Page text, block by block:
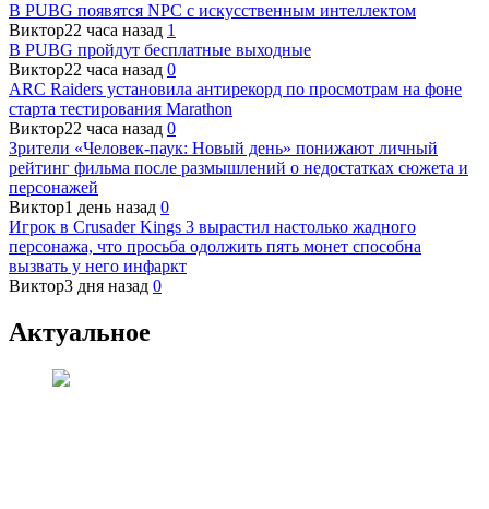
В PUBG появятся NPC с искусственным интеллектом
Виктор22 часа назад 1
В PUBG пройдут бесплатные выходные
Виктор22 часа назад 0
ARC Raiders установила антирекорд по просмотрам на фоне
старта тестирования Marathon
Виктор22 часа назад 0
Зрители «Человек-паук: Новый день» понижают личный
рейтинг фильма после размышлений о недостатках сюжета и
персонажей
Виктор1 день назад 0
Игрок в Crusader Kings 3 вырастил настолько жадного
персонажа, что просьба одолжить пять монет способна
вызвать у него инфаркт
Виктор3 дня назад 0
Актуальное